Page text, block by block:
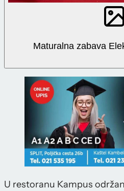
Maturalna zabava
U restoranu Kampus